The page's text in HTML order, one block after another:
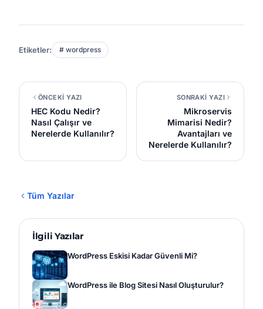
Etiketler: # wordpress
ÖNCEKİ YAZI
HEC Kodu Nedir?
Nasıl Çalışır ve
Nerelerde Kullanılır?
SONRAKİ YAZI
Mikroservis
Mimarisi Nedir?
Avantajları ve
Nerelerde Kullanılır?
Tüm Yazılar
İlgili Yazılar
WordPress Eskisi Kadar Güvenli Mi?
WordPress ile Blog Sitesi Nasıl Oluşturulur?